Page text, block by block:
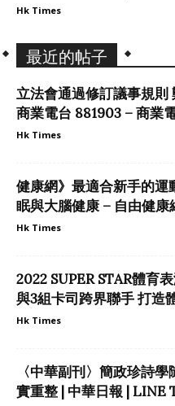
Hk Times
最近的帖子
立法會通過修訂議事規則
商業電台 881903 – 商業
Hk Times
健康網》最適合新手的運
眠與大腦健康 – 自由健康
Hk Times
2022 SUPER STAR體育
與3組卡司跨界聯手 打造
Hk Times
〈中華副刊〉簡政珍詩
實重整 | 中華日報 | LINE